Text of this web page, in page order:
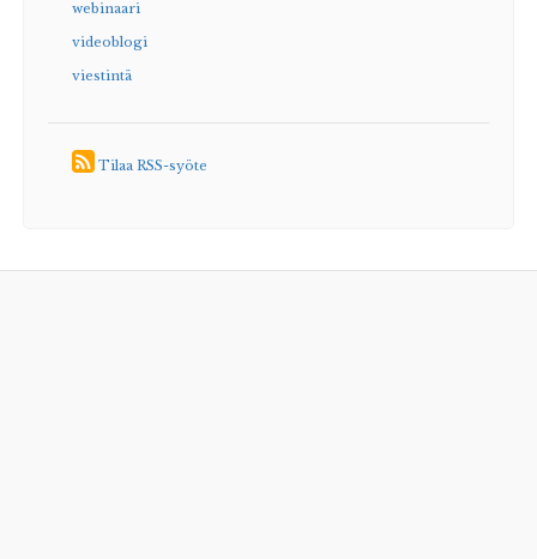
webinaari
videoblogi
viestintä
Tilaa RSS-syöte